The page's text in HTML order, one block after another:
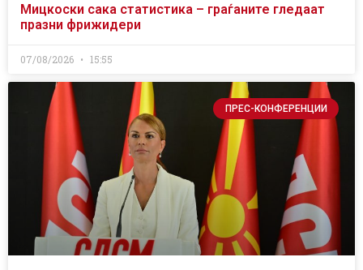
Мицкоски сака статистика – граѓаните гледаат
празни фрижидери
07/08/2026 15:55
ПРЕС-КОНФЕРЕНЦИИ